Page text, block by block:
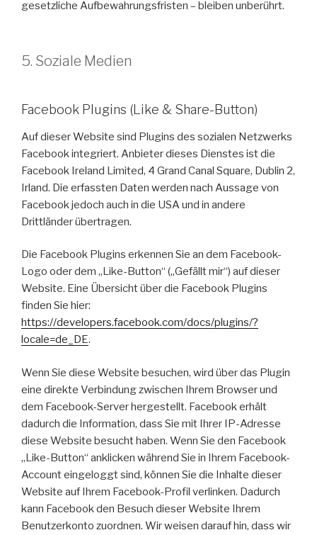
gesetzliche Aufbewahrungsfristen – bleiben unberührt.
5. Soziale Medien
Facebook Plugins (Like & Share-Button)
Auf dieser Website sind Plugins des sozialen Netzwerks
Facebook integriert. Anbieter dieses Dienstes ist die
Facebook Ireland Limited, 4 Grand Canal Square, Dublin 2,
Irland. Die erfassten Daten werden nach Aussage von
Facebook jedoch auch in die USA und in andere
Drittländer übertragen.
Die Facebook Plugins erkennen Sie an dem Facebook-
Logo oder dem „Like-Button“ („Gefällt mir“) auf dieser
Website. Eine Übersicht über die Facebook Plugins
finden Sie hier:
https://developers.facebook.com/docs/plugins/?
locale=de_DE.
Wenn Sie diese Website besuchen, wird über das Plugin
eine direkte Verbindung zwischen Ihrem Browser und
dem Facebook-Server hergestellt. Facebook erhält
dadurch die Information, dass Sie mit Ihrer IP-Adresse
diese Website besucht haben. Wenn Sie den Facebook
„Like-Button“ anklicken während Sie in Ihrem Facebook-
Account eingeloggt sind, können Sie die Inhalte dieser
Website auf Ihrem Facebook-Profil verlinken. Dadurch
kann Facebook den Besuch dieser Website Ihrem
Benutzerkonto zuordnen. Wir weisen darauf hin, dass wir